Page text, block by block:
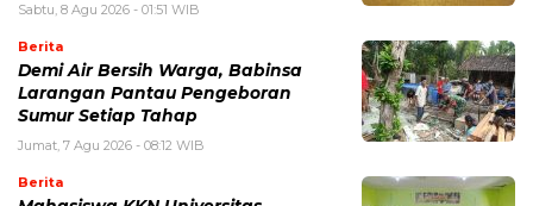
Sabtu, 8 Agu 2026 - 01:51 WIB
Berita
Demi Air Bersih Warga, Babinsa
Larangan Pantau Pengeboran
Sumur Setiap Tahap
Jumat, 7 Agu 2026 - 08:12 WIB
Berita